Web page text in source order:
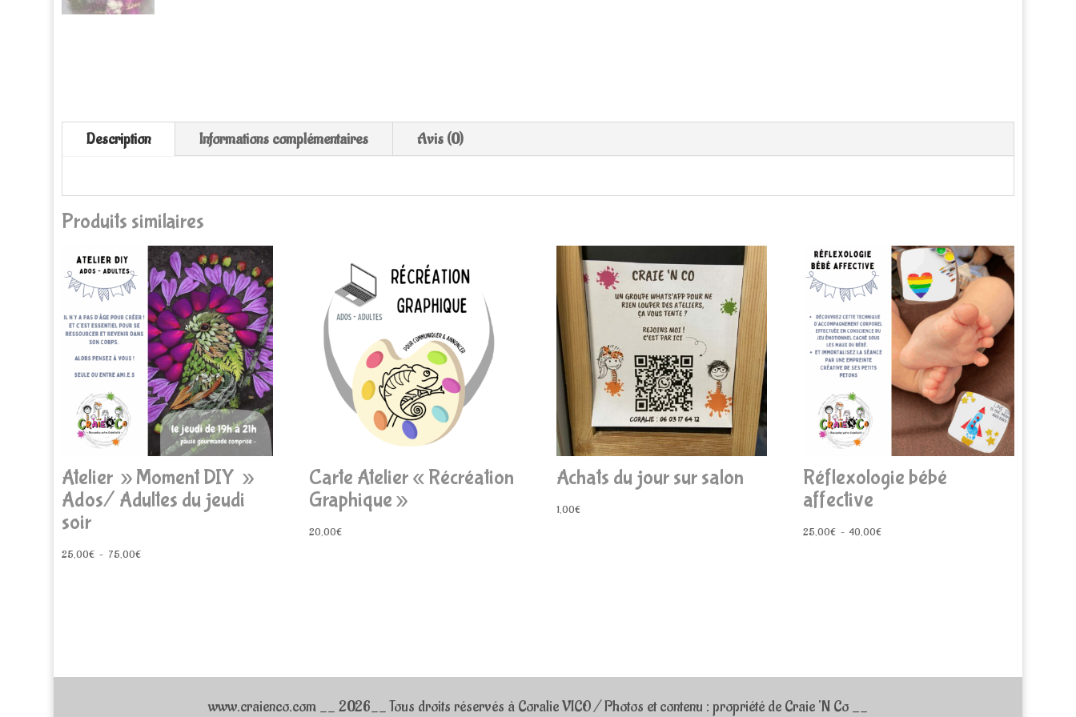
Description Informations complémentaires Avis (0)
Produits similaires
Atelier » Moment DIY »
Ados/ Adultes du jeudi
soir
25,00€ – 75,00€Plage
Carte Atelier « Récréation
Graphique »
20,00€
Achats du jour sur salon
1,00€
Réflexologie bébé
affective
25,00€ – 40,00€Plage
www.craienco.com __ 2026__ Tous droits réservés à Coralie VICO / Photos et contenu : propriété de Craie ‘N Co __